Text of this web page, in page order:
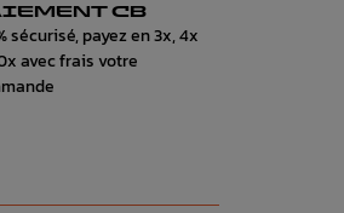
CB
sécurisé, payez en 3x, 4x
avec frais votre